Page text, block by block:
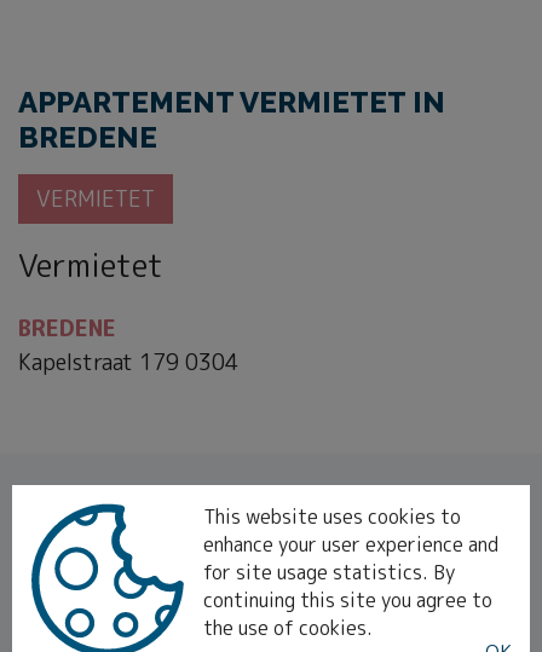
APPARTEMENT VERMIETET IN
BREDENE
VERMIETET
Vermietet
BREDENE
Kapelstraat 179 0304
Wenn Sie sich für eine ähnliche Immobilie
interessieren,
abonnieren Sie bitteunseren
Newsletter und bleiben Sie überunsere neuesten
Angeboteauf dem Laufenden.
This website uses cookies to
enhance your user experience and
for site usage statistics. By
continuing this site you agree to
the use of cookies.